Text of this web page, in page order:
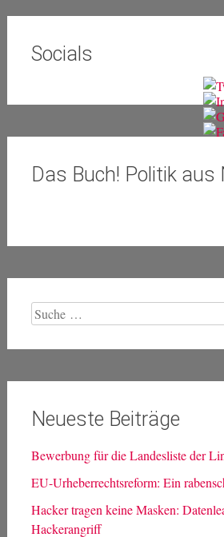
Socials
Das Buch! Politik aus
Suche
nach: